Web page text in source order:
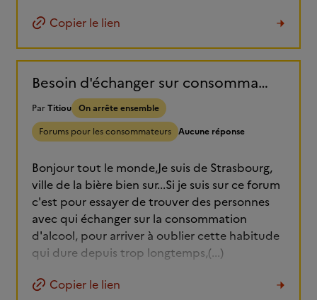
Copier le lien
Besoin d'échanger sur consommation excessive d'alcool tous les jours
ParTitiou On arrête ensemble
Forums pour les consommateurs Aucune réponse
Bonjour tout le monde,Je suis de Strasbourg,
ville de la bière bien sur...Si je suis sur ce forum
c'est pour essayer de trouver des personnes
avec qui échanger sur la consommation
d'alcool, pour arriver à oublier cette habitude
qui dure depuis trop longtemps,(...)
Copier le lien